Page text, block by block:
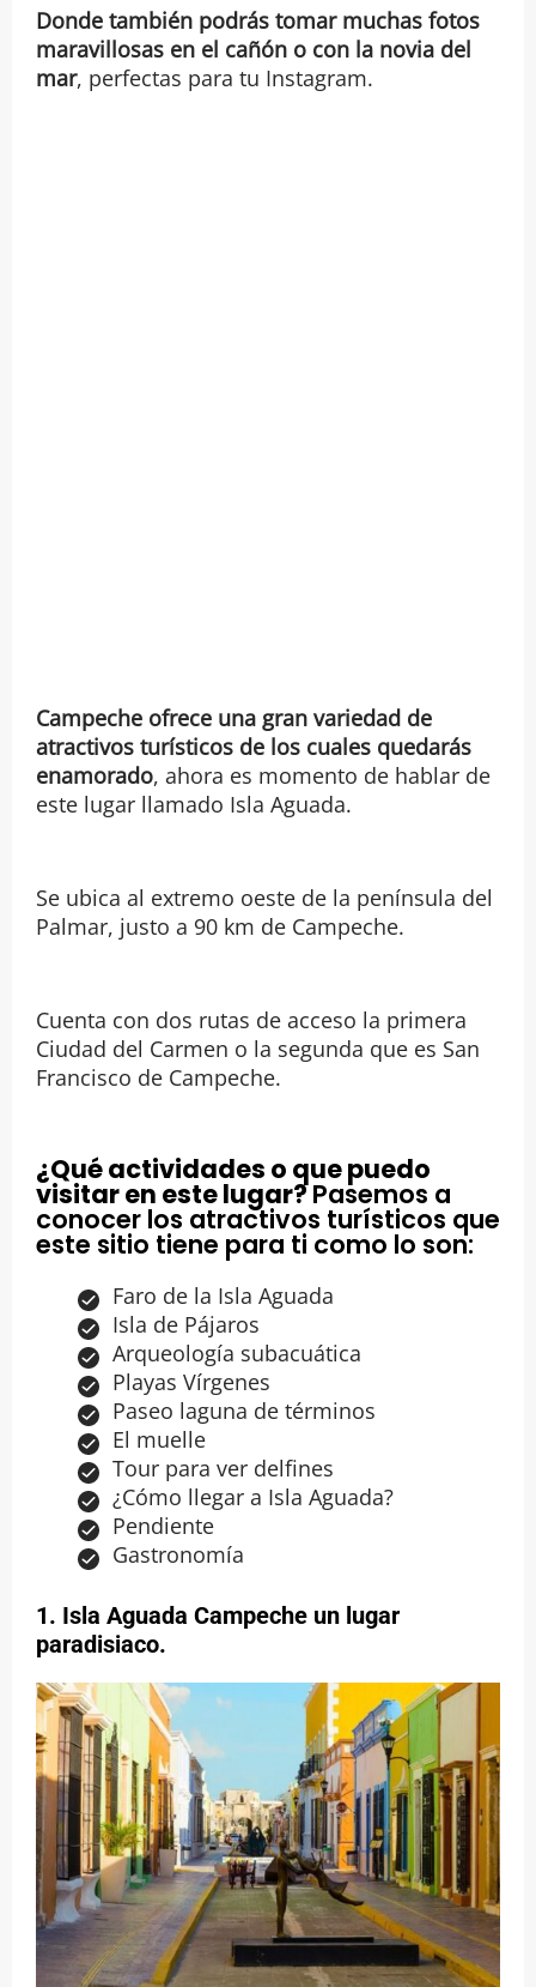
Donde también podrás tomar muchas fotos
maravillosas en el cañón o con la novia del
mar, perfectas para tu Instagram.
Campeche ofrece una gran variedad de
atractivos turísticos de los cuales quedarás
enamorado, ahora es momento de hablar de
este lugar llamado Isla Aguada.
Se ubica al extremo oeste de la península del
Palmar, justo a 90 km de Campeche.
Cuenta con dos rutas de acceso la primera
Ciudad del Carmen o la segunda que es San
Francisco de Campeche.
¿Qué actividades o que puedo
visitar en este lugar?Pasemos a
conocer los atractivos turísticos que
este sitio tiene para ti como lo son:
Faro de la Isla Aguada
Isla de Pájaros
Arqueología subacuática
Playas Vírgenes
Paseo laguna de términos
El muelle
Tour para ver delfines
¿Cómo llegar a Isla Aguada?
Pendiente
Gastronomía
1. Isla Aguada Campeche un lugar
paradisiaco.